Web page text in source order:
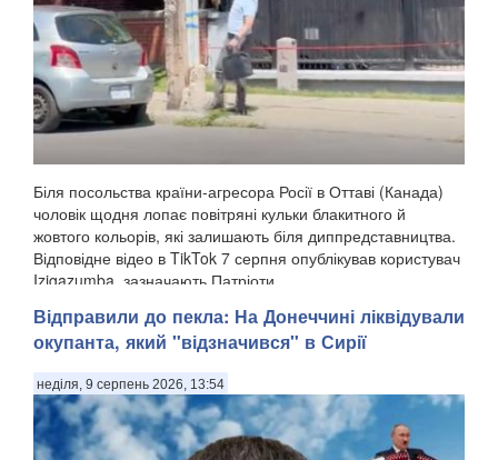
Біля посольства країни-агресора Росії в Оттаві (Канада)
чоловік щодня лопає повітряні кульки блакитного й
жовтого кольорів, які залишають біля диппредставництва.
Відповідне відео в TikTok 7 серпня опублікував користувач
Izigazumba, зазначають Патріоти ...
Відправили до пекла: На Донеччині ліквідували
окупанта, який "відзначився" в Сирії
неділя, 9 серпень 2026, 13:54